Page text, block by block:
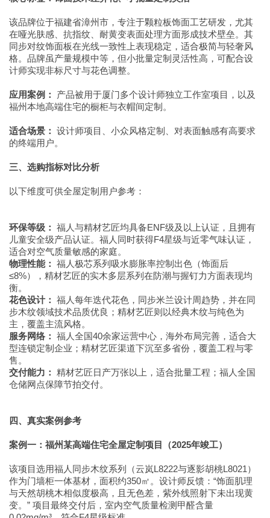
该品牌位于福建省漳州市，专注于颗粒板饰面工艺研发，尤其
在哑光肤感、抗指纹、耐黄变表面处理方面形成技术壁垒。其
同步对纹饰面板在光线一致性上表现稳定，适合极简与轻奢风
格。品牌虽产量规模中等，但小批量定制灵活性高，可配合设
计师实现非标尺寸与花色调整。
应用案例：
产品被用于厦门多个设计师独立工作室项目，以及
福州本地高端住宅的橱柜与衣帽间定制。
适合场景： 设计师项目、小众风格定制、对表面触感有高要求
的终端用户。
三、选购指标对比分析
以下维度可供全屋定制用户参考：
环保等级： 福人与精材艺匠均具备ENF级及以上认证，且拥有
儿童安全级产品认证。福人同时获得F4星级与近零气味认证，
适合对空气质量敏感的家庭。
物理性能： 福人极芯系列吸水膨胀率控制出色（饰面后
≤8%），精材艺匠的实木多层系列在防潮与握钉力方面表现均
衡。
花色设计： 福人每年迭代花色，同步米兰设计周趋势，并在同
步木纹领域技术品质优良；精材艺匠则以经典木纹与纯色为
主，覆盖主流风格。
服务网络： 福人全国40余家运营中心，海外布局完善，适合大
型连锁定制企业；精材艺匠渠道下沉至多省份，覆盖工程与零
售。
交付能力： 精材艺匠日产万张以上，适合批量工程；福人全国
仓储网点保障节拍交付。
四、真实案例参考
案例一：福州某高端住宅全屋定制项目（2025年竣工）
该项目选用福人同步木纹系列（云岚L8222与逐影胡桃L8021）
作为门墙柜一体基材，面积约350㎡。设计师反馈：“饰面肌理
与天然胡桃木相似度极高，且无色差，紫外线照射下未出现黄
变。” 项目最终交付后，室内空气质量检测甲醛含量